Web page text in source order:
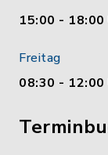
15:00 - 18:00
Freitag
08:30 - 12:00